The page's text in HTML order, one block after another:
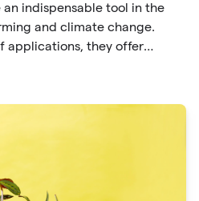
an indispensable tool in the
and climate change.
applications, they offer